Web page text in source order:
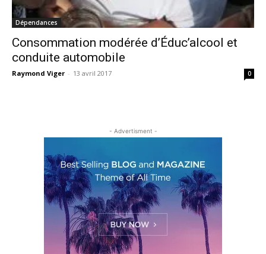
Dépendances
Consommation modérée d’Éduc’alcool et
conduite automobile
Raymond Viger - 13 avril 2017 0
- Advertisment -